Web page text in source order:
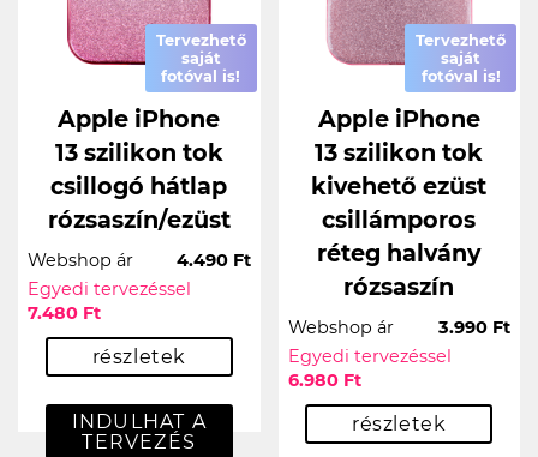
Tervezhető
saját
fotóval is!
Apple iPhone
13 szilikon tok
csillogó hátlap
rózsaszín/ezüst
Webshop ár
4.490 Ft
Egyedi tervezéssel
7.480 Ft
részletek
INDULHAT A
TERVEZÉS
Tervezhető
saját
fotóval is!
Apple iPhone
13 szilikon tok
kivehető ezüst
csillámporos
réteg halvány
rózsaszín
Webshop ár
3.990 Ft
Egyedi tervezéssel
6.980 Ft
részletek